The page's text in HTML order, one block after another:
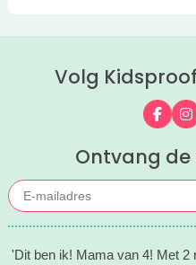
Volg
Volg
Ontvang de
'Dit ben ik! Mama van 4! Met 2